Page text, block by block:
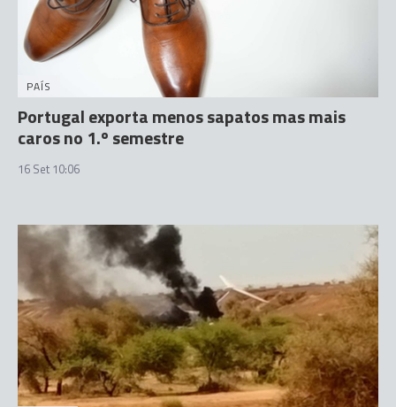
PAÍS
Portugal exporta menos sapatos mas mais
caros no 1.º semestre
16 Set 10:06